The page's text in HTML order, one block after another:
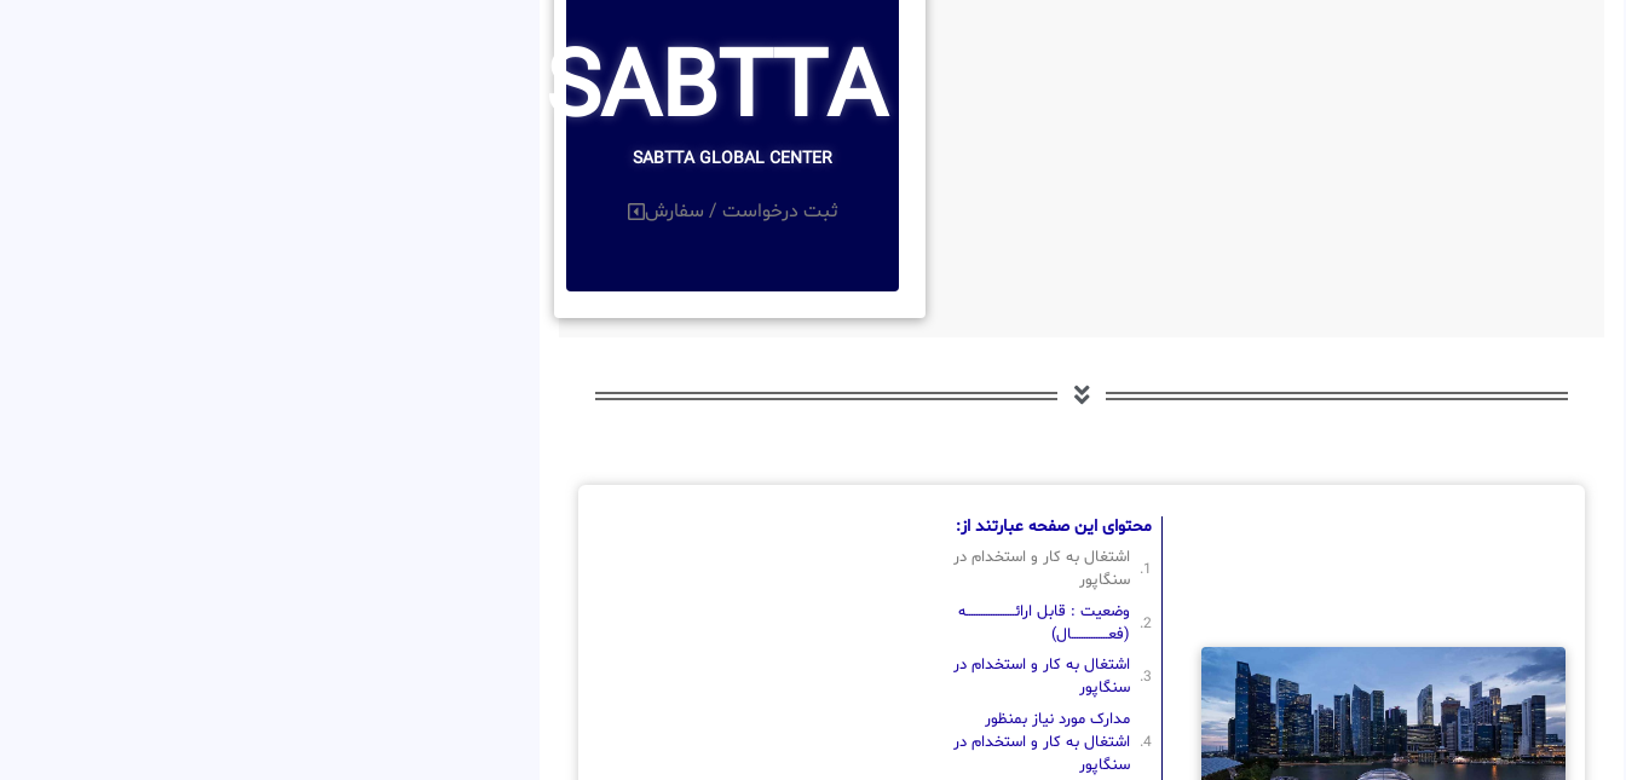
SABTTA
SABTTA GLOBAL CENTER
ثبت درخواست / سفارش
محتوای این صفحه عبارتند از:
اشتغال به کار و استخدام در
سنگاپور
وضعیت : قابل ارائــــــــــــــــــــه
(فعـــــــــــــــال)
اشتغال به کار و استخدام در
سنگاپور
مدارک مورد نیاز بمنظور
اشتغال به کار و استخدام در
سنگاپور